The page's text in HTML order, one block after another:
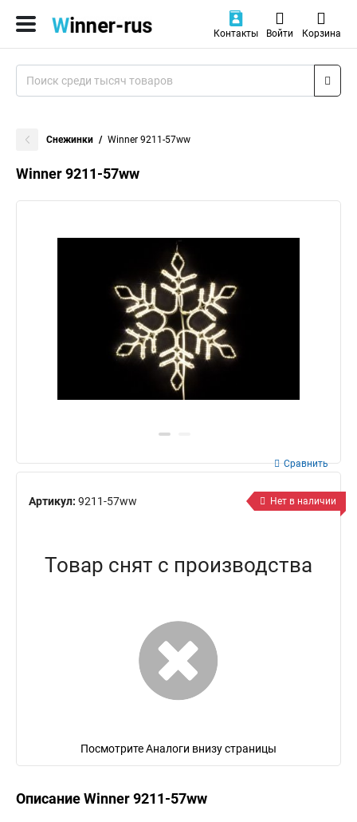
Контакты Войти Корзина
Снежинки Winner 9211-57ww
Winner 9211-57ww
Артикул: 9211-57ww
Сравнить
Нет в наличии
Товар снят с производства
Посмотрите Аналоги внизу страницы
Описание Winner 9211-57ww